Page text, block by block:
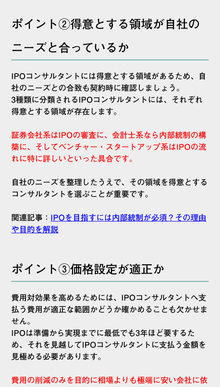
ポイント②得意とする領域が自社の
ニーズと合っているか
IPOコンサルタントには得意とする領域があるため、自
社のニーズとの合致も契約時に確認しましょう。
3種類に分類されるIPOコンサルタントには、それぞれ
得意とする領域が存在します。
証券会社系はIPOの審査に、会計士系なら内部統制の構
築に、そしてベンチャー・スタートアップ系はIPOの流
れに特に詳しいといった具合です。
自社のニーズを整理したうえで、その領域を得意とする
コンサルタントを選ぶことが重要です。
関連記事： IPOを目指すには内部統制が必須？その理由
や目的を解説
ポイント③価格設定が適正か
費用対効果を高めるためには、IPOコンサルタントへ支
払う費用が適正な範囲かどうか確かめることも欠かせま
せん。
IPOは準備から実現までに最低でも3年ほど要するた
め、それを見越してIPOコンサルタントに支払う金額を
見極める必要があります。
費用の削減のみを目的に相場よりも極端に安い会社に依